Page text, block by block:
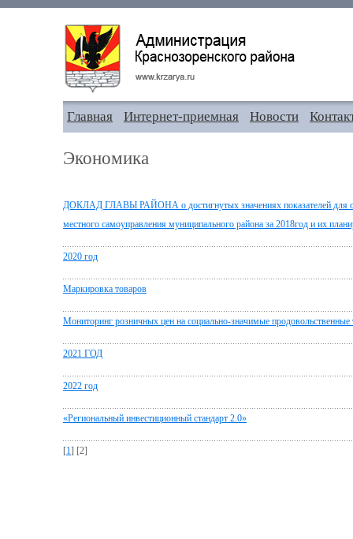
Главная Интернет-приемная Новости
Экономика
ДОКЛАД ГЛАВЫ РАЙОНА о достигнутых значениях показателей для
местного самоуправления муниципального района за 2018год и их
2020 год
Маркировка товаров
Мониторинг розничных цен на социально-значимые продовольственные
2021 ГОД
2022 год
«Региональный инвестиционный стандарт 2.0»
[1] [2]